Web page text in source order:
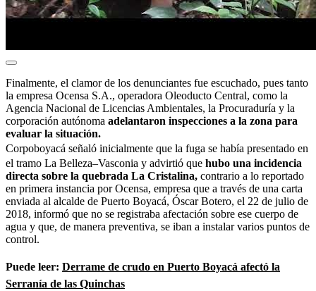
Finalmente, el clamor de los denunciantes fue escuchado, pues tanto
la empresa Ocensa S.A., operadora Oleoducto Central, como la
Agencia Nacional de Licencias Ambientales, la Procuraduría y la
corporación autónoma adelantaron inspecciones a la zona para
evaluar la situación.
Corpoboyacá señaló inicialmente que la fuga se había presentado en
el tramo La Belleza–Vasconia y advirtió que hubo una incidencia
directa sobre la quebrada La Cristalina, contrario a lo reportado
en primera instancia por Ocensa, empresa que a través de una carta
enviada al alcalde de Puerto Boyacá, Óscar Botero, el 22 de julio de
2018, informó que no se registraba afectación sobre ese cuerpo de
agua y que, de manera preventiva, se iban a instalar varios puntos de
control.
Puede leer: Derrame de crudo en Puerto Boyacá afectó la
Serranía de las Quinchas